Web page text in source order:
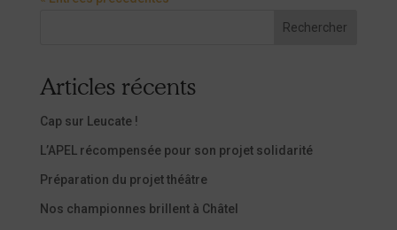
Rechercher
Articles récents
Cap sur Leucate !
L’APEL récompensée pour son projet solidarité
Préparation du projet théâtre
Nos championnes brillent à Châtel